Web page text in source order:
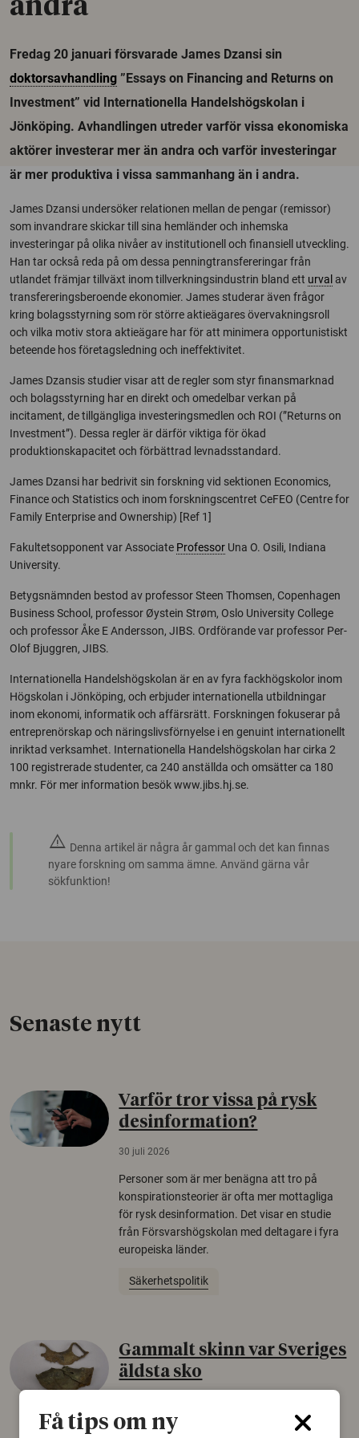
andra
Fredag 20 januari försvarade James Dzansi sin
doktorsavhandling ”Essays on Financing and Returns on
Investment” vid Internationella Handelshögskolan i
Jönköping. Avhandlingen utreder varför vissa ekonomiska
aktörer investerar mer än andra och varför investeringar
är mer produktiva i vissa sammanhang än i andra.
James Dzansi undersöker relationen mellan de pengar (remissor)
som invandrare skickar till sina hemländer och inhemska
investeringar på olika nivåer av institutionell och finansiell utveckling.
Han tar också reda på om dessa penningtransfereringar från
utlandet främjar tillväxt inom tillverkningsindustrin bland ett urval av
transfereringsberoende ekonomier. James studerar även frågor
kring bolagsstyrning som rör större aktieägares övervakningsroll
och vilka motiv stora aktieägare har för att minimera opportunistiskt
beteende hos företagsledning och ineffektivitet.
James Dzansis studier visar att de regler som styr finansmarknad
och bolagsstyrning har en direkt och omedelbar verkan på
incitament, de tillgängliga investeringsmedlen och ROI (”Returns on
Investment”). Dessa regler är därför viktiga för ökad
produktionskapacitet och förbättrad levnadsstandard.
James Dzansi har bedrivit sin forskning vid sektionen Economics,
Finance och Statistics och inom forskningscentret CeFEO (Centre for
Family Enterprise and Ownership) [Ref 1]
Fakultetsopponent var Associate Professor Una O. Osili, Indiana
University.
Betygsnämnden bestod av professor Steen Thomsen, Copenhagen
Business School, professor Øystein Strøm, Oslo University College
och professor Åke E Andersson, JIBS. Ordförande var professor Per-
Olof Bjuggren, JIBS.
Internationella Handelshögskolan är en av fyra fackhögskolor inom
Högskolan i Jönköping, och erbjuder internationella utbildningar
inom ekonomi, informatik och affärsrätt. Forskningen fokuserar på
entreprenörskap och näringslivsförnyelse i en genuint internationellt
inriktad verksamhet. Internationella Handelshögskolan har cirka 2
100 registrerade studenter, ca 240 anställda och omsätter ca 180
mnkr. För mer information besök www.jibs.hj.se.
warning Denna artikel är några år gammal och det kan finnas
nyare forskning om samma ämne. Använd gärna vår
sökfunktion!
Senaste nytt
Varför tror vissa på rysk
desinformation?
30 juli 2026
Personer som är mer benägna att tro på
konspirationsteorier är ofta mer mottagliga
för rysk desinformation. Det visar en studie
från Försvarshögskolan med deltagare i fyra
europeiska länder.
Säkerhetspolitik
Gammalt skinn var Sveriges
äldsta sko
Det som arkeologer länge trodde var en
Få tips om ny